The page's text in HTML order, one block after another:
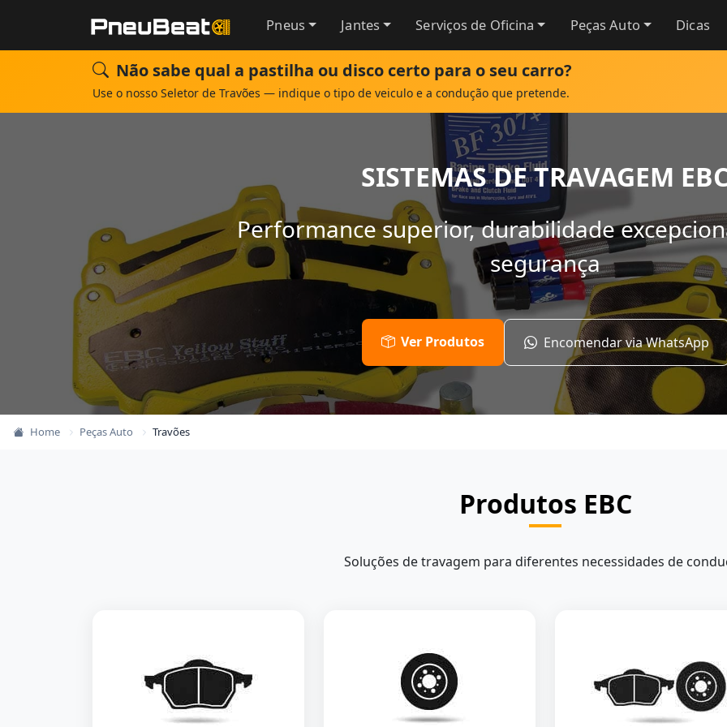
Pneus Jantes Serviços de Oficina Peças Auto Dicas
Não sabe qual a pastilha ou disco certo para o seu carro?
Use o nosso Seletor de Travões — indique o tipo de veiculo e a condução que pretende.
SISTEMAS DE TRAVAGEM
Performance superior, durabilidade
segurança
Ver Produtos Encomendar via WhatsApp
Home Peças Auto Travões
Produtos EBC
Soluções de travagem para diferentes necessidades de